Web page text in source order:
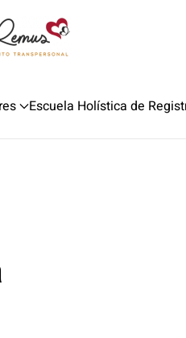
Escuela Holística de